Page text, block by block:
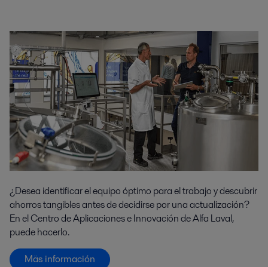
¿Desea identificar el equipo óptimo para el trabajo y descubrir
ahorros tangibles antes de decidirse por una actualización?
En el Centro de Aplicaciones e Innovación de Alfa Laval,
puede hacerlo.
Mäs información